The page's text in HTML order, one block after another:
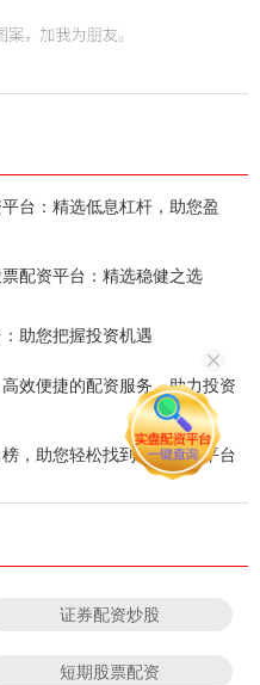
台：精选低息杠杆，助您盈
配资平台：精选稳健之选
助您把握投资机遇
效便捷的配资服务，助力投资
，助您轻松找到靠谱配资平台
证券配资炒股
短期股票配资